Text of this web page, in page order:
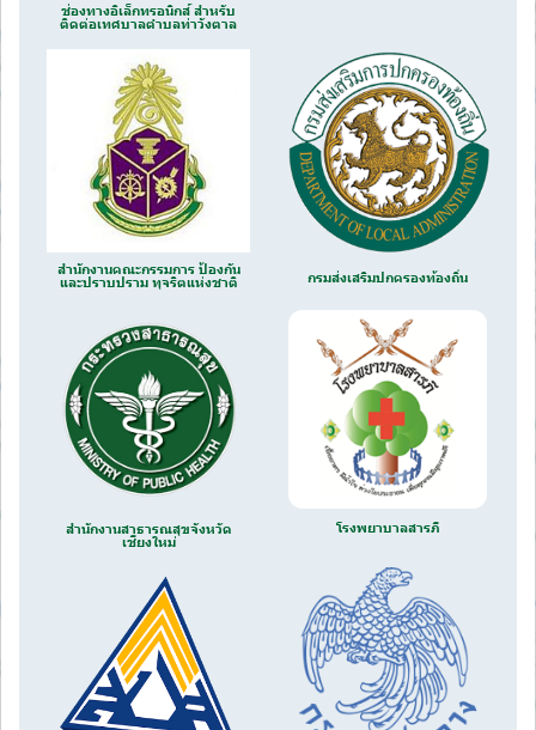
ช่องทางอิเล็กทรอนิกส์ สำหรับ
ติดต่อเทศบาลตำบลท่าวังตาล
สำนักงานคณะกรรมการ ป้องกัน
และปราบปราม ทุจริตแห่งชาติ
กรมส่งเสริมปกครองท้องถิ่น
สำนักงานสาธารณสุขจังหวัด
เชียงใหม่
โรงพยาบาลสารภี